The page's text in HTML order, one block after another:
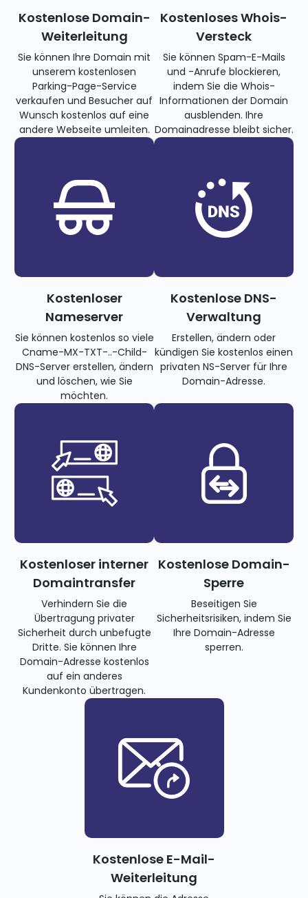
Kostenlose Domain-
Weiterleitung
Sie können Ihre Domain mit
unserem kostenlosen
Parking-Page-Service
verkaufen und Besucher auf
Wunsch kostenlos auf eine
andere Webseite umleiten.
Kostenloses Whois-
Versteck
Sie können Spam-E-Mails
und -Anrufe blockieren,
indem Sie die Whois-
Informationen der Domain
ausblenden. Ihre
Domainadresse bleibt sicher.
Kostenloser
Nameserver
Sie können kostenlos so viele
Cname-MX-TXT-..-Child-
DNS-Server erstellen, ändern
und löschen, wie Sie
möchten.
Kostenlose DNS-
Verwaltung
Erstellen, ändern oder
kündigen Sie kostenlos einen
privaten NS-Server für Ihre
Domain-Adresse.
Kostenloser interner
Domaintransfer
Verhindern Sie die
Übertragung privater
Sicherheit durch unbefugte
Dritte. Sie können Ihre
Domain-Adresse kostenlos
auf ein anderes
Kundenkonto übertragen.
Kostenlose Domain-
Sperre
Beseitigen Sie
Sicherheitsrisiken, indem Sie
Ihre Domain-Adresse
sperren.
Kostenlose E-Mail-
Weiterleitung